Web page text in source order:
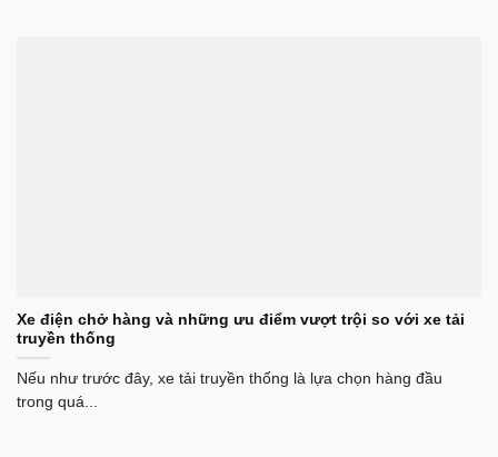
Xe điện chở hàng và những ưu điểm vượt trội so với xe tải
truyền thống
Nếu như trước đây, xe tải truyền thống là lựa chọn hàng đầu
trong quá...